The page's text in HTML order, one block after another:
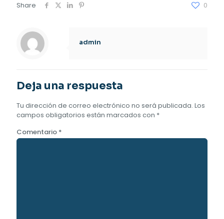
Share 0
admin
Deja una respuesta
Tu dirección de correo electrónico no será publicada. Los
campos obligatorios están marcados con *
Comentario *